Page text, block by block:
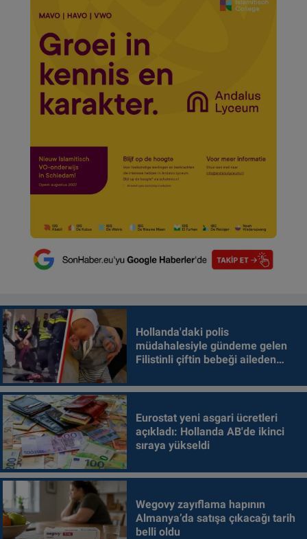
Hollanda'daki polis
müdahalesiyle gündeme gelen
Filistinli çiftin bebeği aileden
Eurostat yeni asgari ücretleri
açıkladı: Hollanda AB'de ikinci
sıraya yükseldi
Wegovy zayıflama hapının
Almanya’da satışa çıkacağı tarih
belli oldu